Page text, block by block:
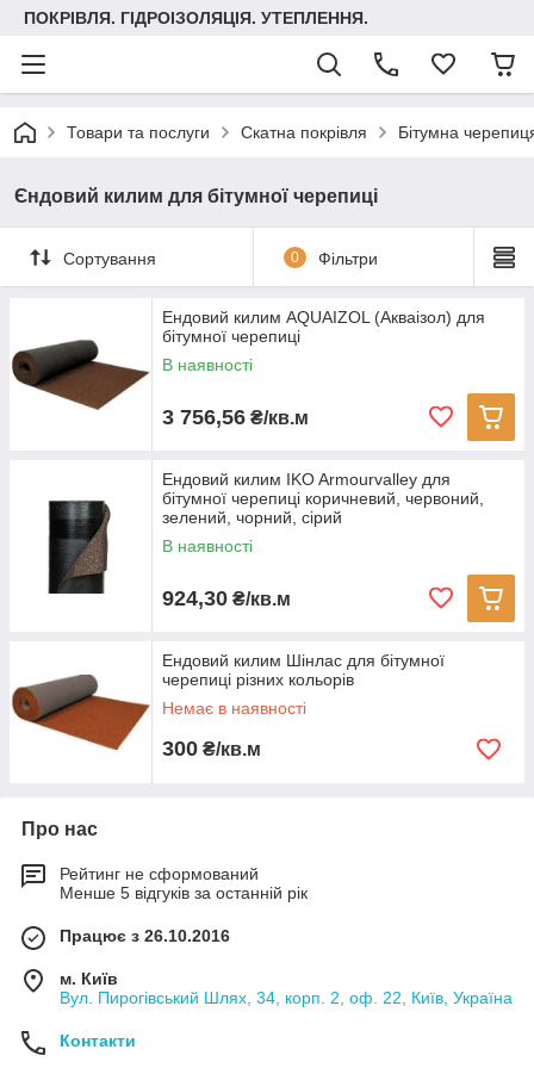
ПОКРІВЛЯ. ГІДРОІЗОЛЯЦІЯ. УТЕПЛЕННЯ.
Товари та послуги Скатна покрівля Бітумна
Єндовий килим для бітумної черепиці
Сортування 0 Фільтри
Ендовий килим AQUAIZOL (Акваізол) для
бітумної черепиці
В наявності
3 756,56 ₴/кв.м
Ендовий килим IKO Armourvalley для
бітумної черепиці коричневий, червоний,
зелений, чорний, сірий
В наявності
924,30 ₴/кв.м
Ендовий килим Шінлас для бітумної
черепиці різних кольорів
Немає в наявності
300 ₴/кв.м
Про нас
Рейтинг не сформований
Менше 5 відгуків за останній рік
Працює з 26.10.2016
м. Київ
Вул. Пирогівський Шлях, 34, корп. 2, оф. 22, Київ, Україна
Контакти